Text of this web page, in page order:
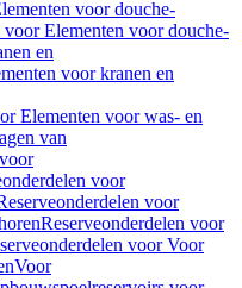
voor douche-
voor Elementen voor douche-
en
voor kranen en
Elementen voor was- en
van
voor
voor
Reserveonderdelen voor
voor Voor
Voor